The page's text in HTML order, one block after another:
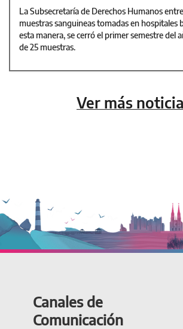
La Subsecretaría de Derechos Humanos
muestras sanguineas tomadas en hospitales
esta manera, se cerró el primer semestre del
de 25 muestras.
Ver más
Canales de
Comunicación